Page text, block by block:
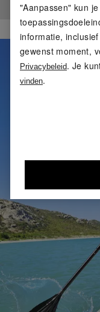
Geen
"Aanpassen" kun
informatie,
gewenst moment,
Privacybeleid. Je
vinden.